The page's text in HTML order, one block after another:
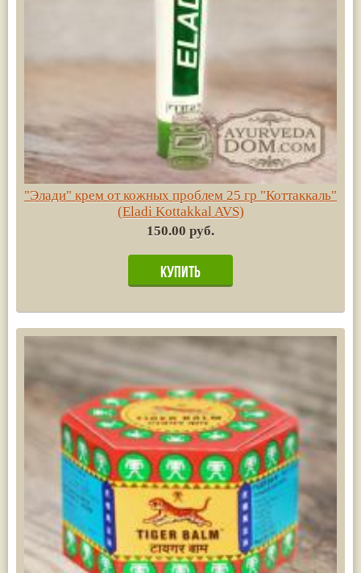
"Элади" крем от кожных проблем 25 гр "Коттаккаль"
(Eladi Kottakkal AVS)
150.00 руб.